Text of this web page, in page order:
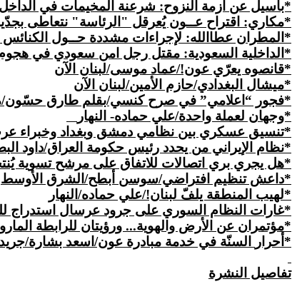
*باسيل عن ازمة النزوح: شرعنة المخيمات في الداخل
*مكاري: اقتراح عــون يُعرقل "الرئاسة" نتعاطى
*المطران عطاالله: لإجراءات مشددة حــول
*الداخلية السعودية: مقتل رجل امن سعودي في
*قانصوه يعرّي عون!/عماد موسى/لبنان الآن
*ميشال البغدادي/حازم الأمين/لبنان الآن
*فجور “اعلامي” في صرح كنسي/بقلم طارق حسّون/
*وجهان لعملة واحدة/علي حماده- النهار
*تنسيق عسكري بين نظامي دمشق وبغداد وخبراء
*نظام الإيراني من يحدد رئيس حكومة العراق/داود
*هل يجري بري اتصالات للاتفاق على مرشح تسوية يُنتخب في 23 تموز/اميل
*داعش تنظيم افتراضي/سوسن أبطح/الشرق الأوسط
*لهيب المنطقة يلفّ لبنان!/علي حماده/النهار
*غارات النظام السوري على جرود عرسال استدراج
*مؤتمران عن الأرض والهوية... ورؤيتان للرابطة
* أحرار السنّة في خدمة مبادرة عون/اسعد بشارة/
تفاصيل النشرة